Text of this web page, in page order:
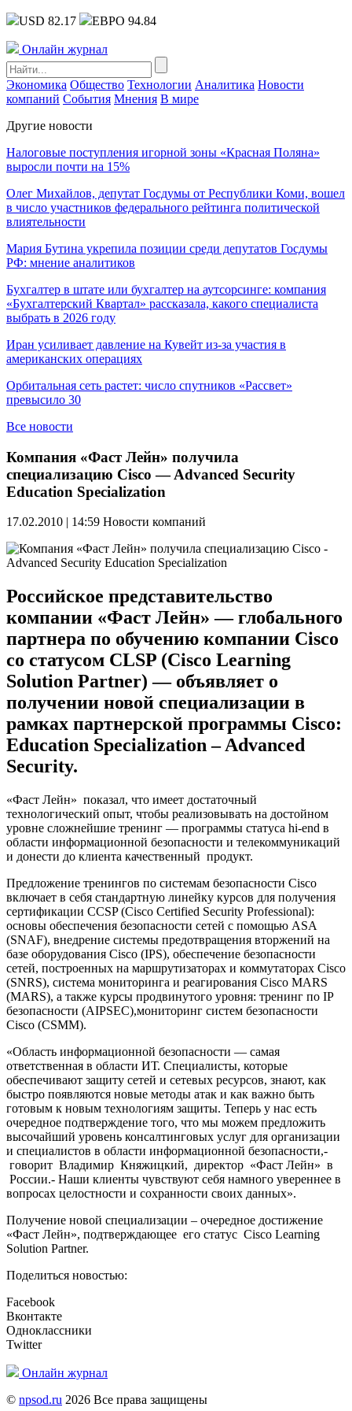
USD 82.17 ЕВРО 94.84
Онлайн журнал
Экономика Общество Технологии Аналитика Новости
компаний События Мнения В мире
Другие новости
Налоговые поступления игорной зоны «Красная Поляна»
выросли почти на 15%
Олег Михайлов, депутат Госдумы от Республики Коми, вошел
в число участников федерального рейтинга политической
влиятельности
Мария Бутина укрепила позиции среди депутатов Госдумы
РФ: мнение аналитиков
Бухгалтер в штате или бухгалтер на аутсорсинге: компания
«Бухгалтерский Квартал» рассказала, какого специалиста
выбрать в 2026 году
Иран усиливает давление на Кувейт из-за участия в
американских операциях
Орбитальная сеть растет: число спутников «Рассвет»
превысило 30
Все новости
Компания «Фаст Лейн» получила
специализацию Cisco — Advanced Security
Education Specialization
17.02.2010 | 14:59 Новости компаний
Российское представительство
компании «Фаст Лейн» — глобального
партнера по обучению компании Cisco
со статусом CLSP (Cisco Learning
Solution Partner) — объявляет о
получении новой специализации в
рамках партнерской программы Cisco:
Education Specialization – Advanced
Security.
«Фаст Лейн» показал, что имеет достаточный
технологический опыт, чтобы реализовывать на достойном
уровне сложнейшие тренинг — программы статуса hi-end в
области информационной безопасности и телекоммуникаций
и донести до клиента качественный продукт.
Предложение тренингов по системам безопасности Cisco
включает в себя стандартную линейку курсов для получения
сертификации CCSP (Cisco Certified Security Professional):
основы обеспечения безопасности сетей с помощью ASA
(SNAF), внедрение системы предотвращения вторжений на
базе оборудования Cisco (IPS), обеспечение безопасности
сетей, построенных на маршрутизаторах и коммутаторах Cisco
(SNRS), система мониторинга и реагирования Cisco MARS
(MARS), а также курсы продвинутого уровня: тренинг по IP
безопасности (AIPSEC),мониторинг систем безопасности
Cisco (CSMM).
«Область информационной безопасности — самая
ответственная в области ИТ. Специалисты, которые
обеспечивают защиту сетей и сетевых ресурсов, знают, как
быстро появляются новые методы атак и как важно быть
готовым к новым технологиям защиты. Теперь у нас есть
очередное подтверждение того, что мы можем предложить
высочайший уровень консалтинговых услуг для организации
и специалистов в области информационной безопасности,-
говорит Владимир Княжицкий, директор «Фаст Лейн» в
России.- Наши клиенты чувствуют себя намного увереннее в
вопросах целостности и сохранности своих данных».
Получение новой специализации – очередное достижение
«Фаст Лейн», подтверждающее его статус Cisco Learning
Solution Partner.
Поделиться новостью:
Facebook
Вконтакте
Одноклассники
Twitter
Онлайн журнал
© npsod.ru 2026 Все права защищены